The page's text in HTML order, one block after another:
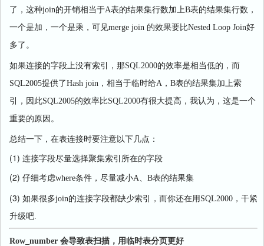
了，这种join的开销相当于A表的结果集行数加上B表的结果集行数，
一个是加，一个是乘，可见merge join 的效果要比Nested Loop Join好
多了。
如果连接的字段上没有索引，那SQL2000的效率是相当低的，而
SQL2005提供了Hash join ，相当于临时给A ， B表的结果集加上索
引，因此SQL2005的效率比SQL2000有很大提高，我认为，这是一个
重要的原因。
总结一下，在表连接时要注意以下几点：
(1) 连接字段尽量选择聚集索引所在的字段
(2) 仔细考虑where条件，尽量减小A、 B表的结果集
(3) 如果很多join的连接字段都缺少索引，而你还在用 SQL2000 ，干紧
升级吧.
Row_number 会导致表扫描，用临时表分页更好